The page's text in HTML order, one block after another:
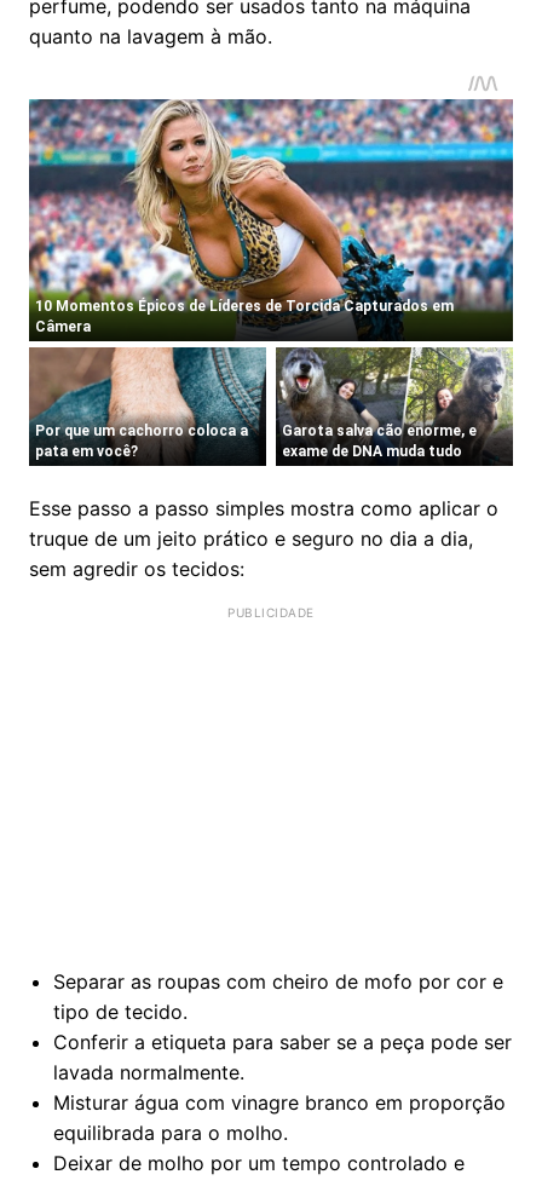
perfume, podendo ser usados tanto na máquina
quanto na lavagem à mão.
Esse passo a passo simples mostra como aplicar o
truque de um jeito prático e seguro no dia a dia,
sem agredir os tecidos:
Separar as roupas com cheiro de mofo por cor e
tipo de tecido.
Conferir a etiqueta para saber se a peça pode ser
lavada normalmente.
Misturar água com vinagre branco em proporção
equilibrada para o molho.
Deixar de molho por um tempo controlado e